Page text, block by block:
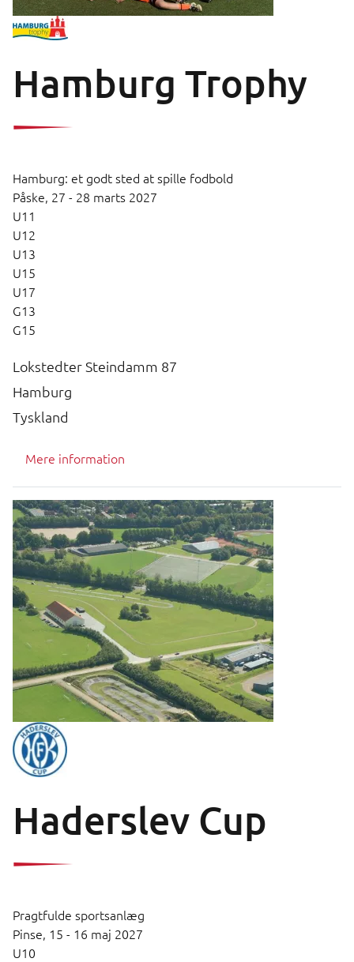
Hamburg Trophy
Hamburg: et godt sted at spille fodbold
Påske, 27 - 28 marts 2027
U11
U12
U13
U15
U17
G13
G15
Lokstedter Steindamm 87
Hamburg
Tyskland
Mere information
Haderslev Cup
Pragtfulde sportsanlæg
Pinse, 15 - 16 maj 2027
U10